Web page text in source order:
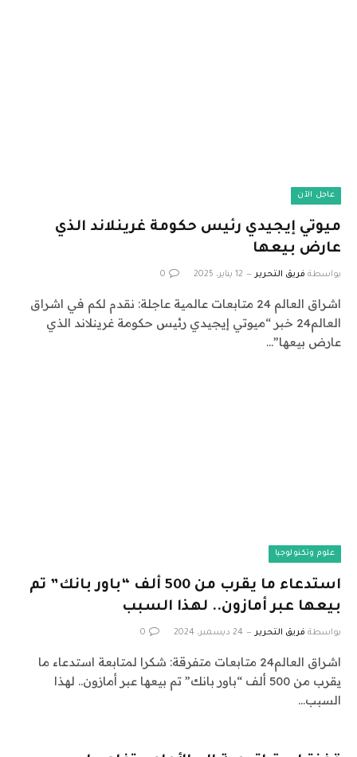
عاجل الآن
ميوتي إيجيدي رئيس حكومة غرينلاند الذي
عارض بيعها
بواسطة فريق التحرير 12 يناير، 2025 0
اشراق العالم 24 متابعات عالمية عاجلة: نقدم لكم في اشراق
العالم24 خبر “ميوتي إيجيدي رئيس حكومة غرينلاند الذي
عارض بيعها”…
علوم وتكنولوجيا
استدعاء ما يقرب من 500 ألف “باور بانك” تم
بيعها عبر أمازون.. لهذا السبب
بواسطة فريق التحرير 24 ديسمبر، 2024 0
اشراق العالم24 متابعات متفرقة: شكرا لمتابعة استدعاء ما
يقرب من 500 ألف “باور بانك” تم بيعها عبر أمازون.. لهذا
السبب…